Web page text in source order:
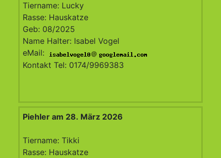
Tiername: Lucky
Rasse: Hauskatze
Geb: 08/2025
Name Halter: Isabel Vogel
eMail:
@
Kontakt Tel: 0174/9969383
Piehler am 28. März 2026
Tiername: Tikki
Rasse: Hauskatze